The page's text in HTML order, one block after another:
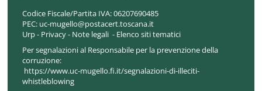
Codice Fiscale/Partita IVA:06207690485
PEC: uc-mugello@postacert.toscana.it
Urp- Privacy- Note legali - Elenco siti tematici
Per segnalazioni al Responsabile per la prevenzione della
corruzione:
https://www.uc-mugello.fi.it/segnalazioni-di-illeciti-
whistleblowing